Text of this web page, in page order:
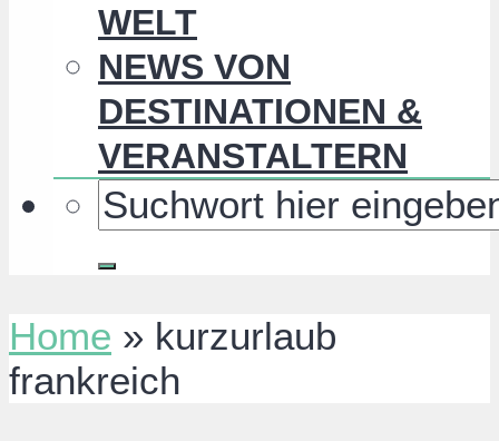
WELT
NEWS VON
DESTINATIONEN &
VERANSTALTERN
Home » kurzurlaub
frankreich